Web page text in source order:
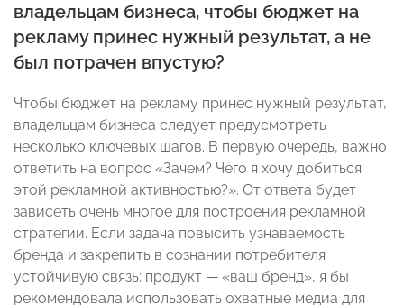
владельцам бизнеса, чтобы бюджет на
рекламу принес нужный результат, а не
был потрачен впустую?
Чтобы бюджет на рекламу принес нужный результат,
владельцам бизнеса следует предусмотреть
несколько ключевых шагов. В первую очередь, важно
ответить на вопрос «Зачем? Чего я хочу добиться
этой рекламной активностью?». От ответа будет
зависеть очень многое для построения рекламной
стратегии. Если задача повысить узнаваемость
бренда и закрепить в сознании потребителя
устойчивую связь: продукт — «ваш бренд», я бы
рекомендовала использовать охватные медиа для